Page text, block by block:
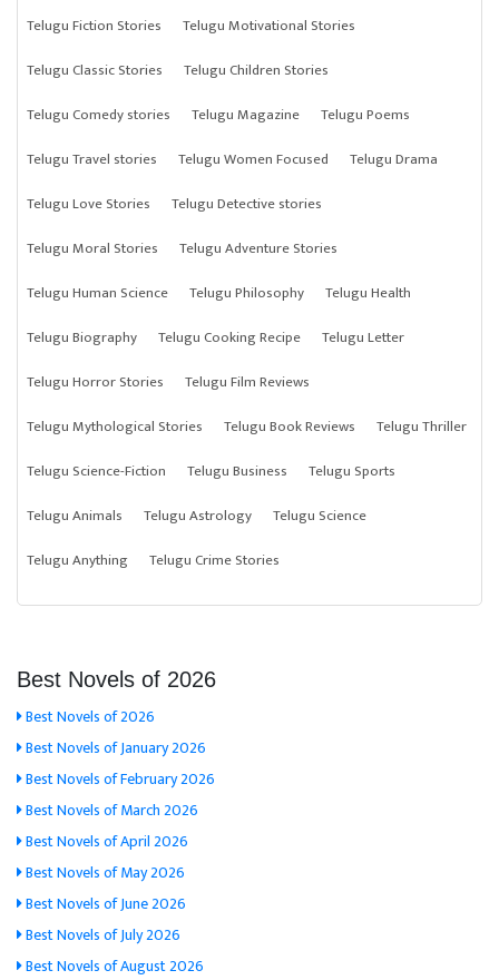
Telugu Fiction Stories
Telugu Motivational Stories
Telugu Classic Stories
Telugu Children Stories
Telugu Comedy stories
Telugu Magazine
Telugu Poems
Telugu Travel stories
Telugu Women Focused
Telugu Drama
Telugu Love Stories
Telugu Detective stories
Telugu Moral Stories
Telugu Adventure Stories
Telugu Human Science
Telugu Philosophy
Telugu Health
Telugu Biography
Telugu Cooking Recipe
Telugu Letter
Telugu Horror Stories
Telugu Film Reviews
Telugu Mythological Stories
Telugu Book Reviews
Telugu Thriller
Telugu Science-Fiction
Telugu Business
Telugu Sports
Telugu Animals
Telugu Astrology
Telugu Science
Telugu Anything
Telugu Crime Stories
Best Novels of 2026
Best Novels of 2026
Best Novels of January 2026
Best Novels of February 2026
Best Novels of March 2026
Best Novels of April 2026
Best Novels of May 2026
Best Novels of June 2026
Best Novels of July 2026
Best Novels of August 2026